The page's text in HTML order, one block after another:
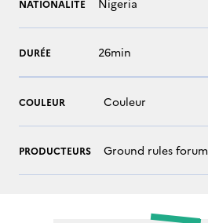
NATIONALITÉ Nigeria
DURÉE 26min
COULEUR Couleur
PRODUCTEURS Ground rules forum